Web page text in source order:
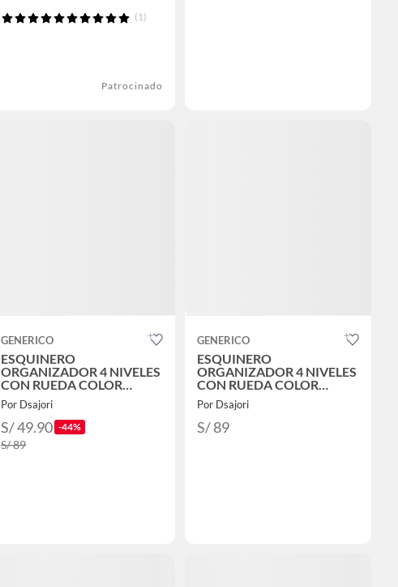
(1)
Patrocinado
GENERICO
ESQUINERO
ORGANIZADOR 4 NIVELES
CON RUEDA COLOR
NEGRO
Por Dsajori
S/ 49.90 -44%
S/ 89
GENERICO
ESQUINERO
ORGANIZADOR 4 NIVELES
CON RUEDA COLOR
BLANCO
Por Dsajori
S/ 89